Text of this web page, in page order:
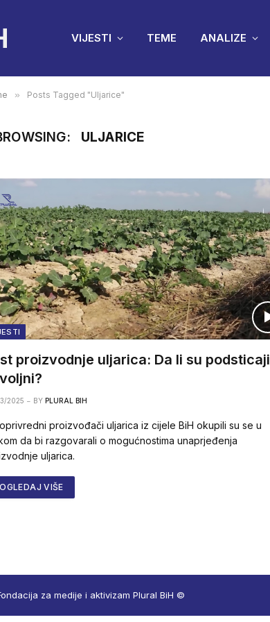
VIJESTI TEME ANALIZE
» Posts Tagged "Uljarice"
ULJARICE
proizvodnje uljarica: Da li su podsticaji
2025 BY PLURAL BIH
proizvođači uljarica iz cijele BiH okupili su se u
da bi razgovarali o mogućnostima unaprjeđenja
uljarica.
VIŠE
za medije i aktivizam Plural BiH ©